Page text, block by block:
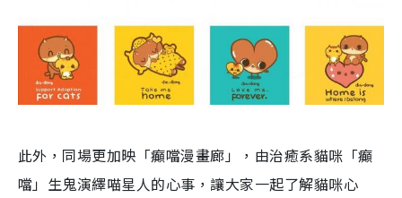
此外，同場更加映「癲噹漫畫廊」，由治癒系貓咪「癲
噹」生鬼演繹喵星人的心事，讓大家一起了解貓咪心